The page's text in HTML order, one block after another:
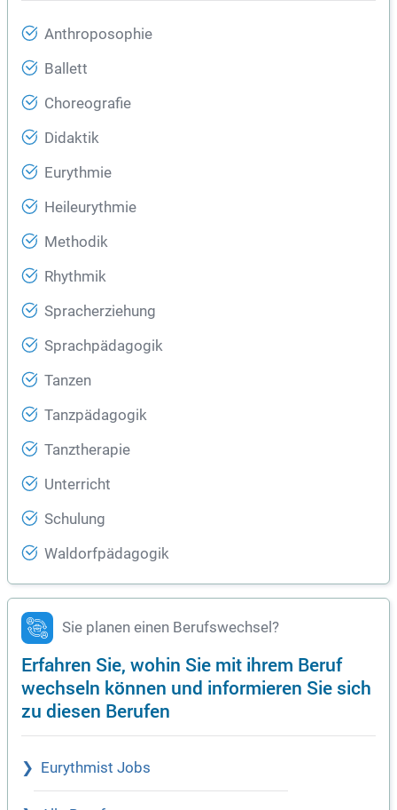
Anthroposophie
Ballett
Choreografie
Didaktik
Eurythmie
Heileurythmie
Methodik
Rhythmik
Spracherziehung
Sprachpädagogik
Tanzen
Tanzpädagogik
Tanztherapie
Unterricht
Schulung
Waldorfpädagogik
Sie planen einen Berufswechsel?
Erfahren Sie, wohin Sie mit ihrem Beruf
wechseln können und informieren Sie sich
zu diesen Berufen
Eurythmist Jobs